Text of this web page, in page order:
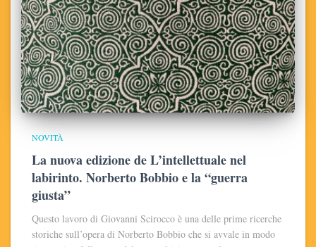
NOVITÀ
La nuova edizione de L’intellettuale nel
labirinto. Norberto Bobbio e la “guerra
giusta”
Questo lavoro di Giovanni Scirocco è una delle prime ricerche
storiche sull’opera di Norberto Bobbio che si avvale in modo